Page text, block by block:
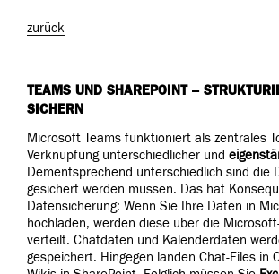
zurück
TEAMS UND SHAREPOINT –
SICHERN
Microsoft Teams funktioniert als zentrales
Verknüpfung unterschiedlicher und
Dementsprechend unterschiedlich sind die
gesichert werden müssen. Das hat
Datensicherung: Wenn Sie Ihre Daten in
hochladen, werden diese über die
verteilt. Chatdaten und Kalenderdaten
gespeichert. Hingegen landen Chat-Files in